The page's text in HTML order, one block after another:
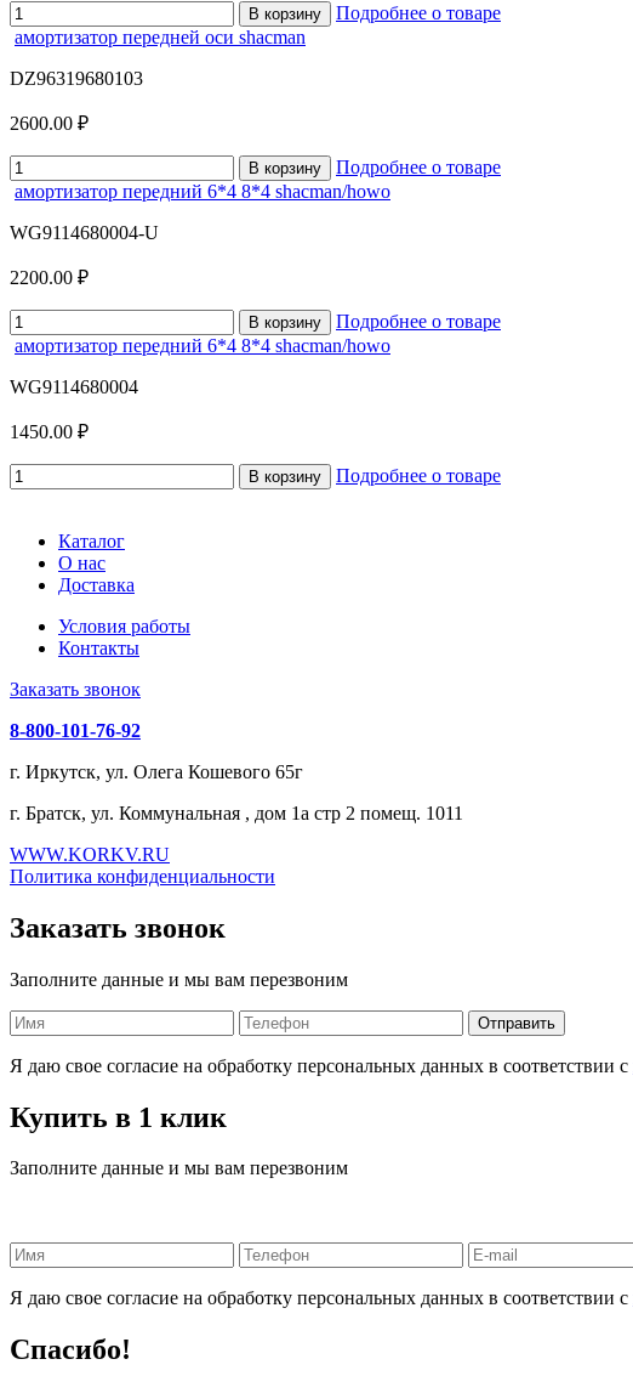
В корзину
Подробнее о товаре
амортизатор передней оси shacman
DZ96319680103
2600.00 ₽
В корзину
Подробнее о товаре
амортизатор передний 6*4 8*4 shacman/howo
WG9114680004-U
2200.00 ₽
В корзину
Подробнее о товаре
амортизатор передний 6*4 8*4 shacman/howo
WG9114680004
1450.00 ₽
В корзину Подробнее о товаре
Каталог
О нас
Доставка
Условия работы
Контакты
Заказать звонок
8-800-101-76-92
г. Иркутск, ул. Олега Кошевого 65г
г. Братск, ул. Коммунальная , дом 1а стр 2 помещ. 1011
WWW.KORKV.RU
Политика конфиденциальности
Заказать звонок
Заполните данные и мы вам перезвоним
Я даю свое согласие на обработку персональных данных в соответствии с
Купить в 1 клик
Заполните данные и мы вам перезвоним
Я даю свое согласие на обработку персональных данных в соответствии с
Спасибо!